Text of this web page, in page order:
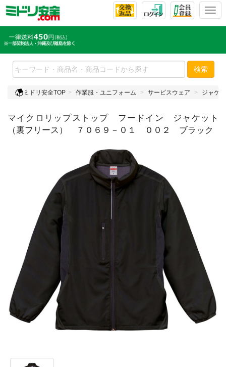
T
l
e
n
v
g
a
検索
ミドリ安全TOP 作業服・ユニフォーム サービスウェア ジャケ
マイクロリップストップ フードイン ジャケット
（裏フリース） ７０６９－０１ ００２ ブラック